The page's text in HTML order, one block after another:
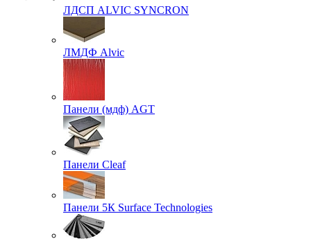
ЛДСП ALVIC SYNCRON
ЛМДФ Alvic
Панели (мдф) AGT
Панели Cleaf
Панели 5К Surface Technologies